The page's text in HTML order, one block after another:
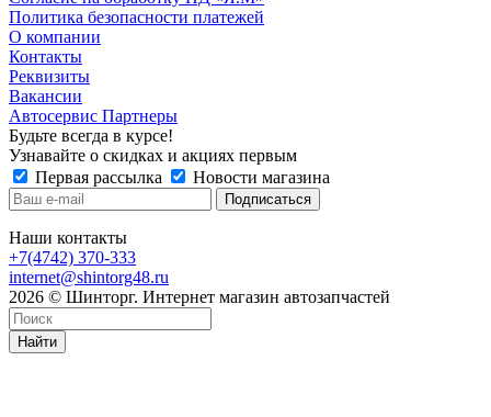
Политика безопасности платежей
О компании
Контакты
Реквизиты
Вакансии
Автосервис Партнеры
Будьте всегда в курсе!
Узнавайте о скидках и акциях первым
Первая рассылка
Новости магазина
Наши контакты
+7(4742) 370-333
internet@shintorg48.ru
2026 © Шинторг. Интернет магазин автозапчастей
Найти